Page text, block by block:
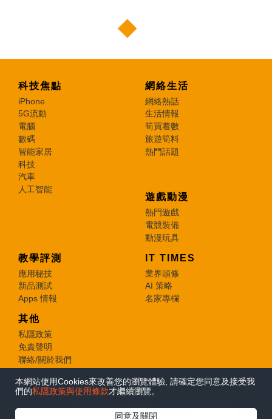
本網站使用Cookies來改善您的瀏覽體驗, 請確定您同意及接受我
們的私隱政策與使用條款才繼續瀏覽。
同意及關閉
科技焦點
iPhone
5G流動
電腦
數碼
智能家居
科技
汽車
人工智能
網絡生活
網絡熱話
生活情報
筍買着數
旅遊筍料
熱門話題
遊戲動漫
熱門遊戲
電競裝備
動漫玩具
教學評測
應用秘技
新品測試
Apps 情報
IT TIMES
業界頭條
AI 策略
名家專欄
其他
私隱政策
免責聲明
聯絡/關於我們
© 2026 e-zone. All Rights Reserved.